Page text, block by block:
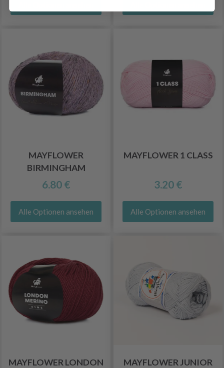
MAYFLOWER
BIRMINGHAM
6.80 €
Alle Optionen ansehen
MAYFLOWER 1 CLASS
3.20 €
Alle Optionen ansehen
MAYFLOWER LONDON
MAYFLOWER JUNIOR